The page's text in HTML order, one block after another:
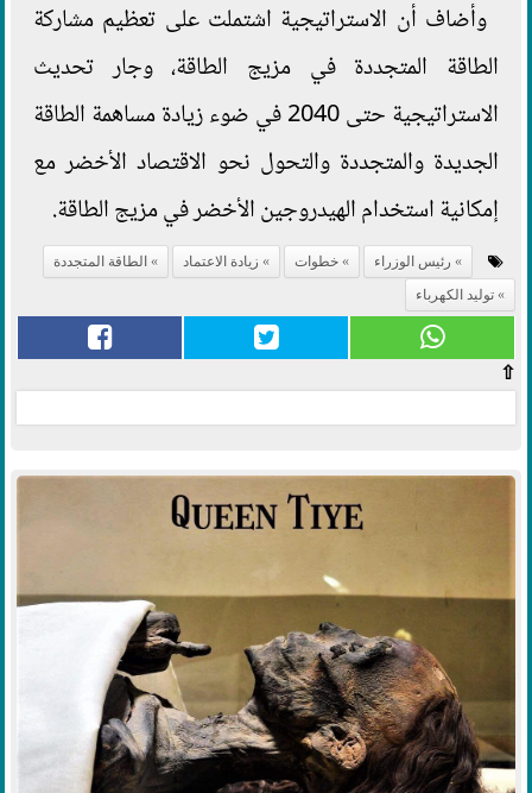
وأضاف أن الاستراتيجية اشتملت على تعظيم مشاركة
الطاقة المتجددة في مزيج الطاقة، وجار تحديث
الاستراتيجية حتى 2040 في ضوء زيادة مساهمة الطاقة
الجديدة والمتجددة والتحول نحو الاقتصاد الأخضر مع
إمكانية استخدام الهيدروجين الأخضر في مزيج الطاقة.
رئيس الوزراء خطوات زيادة الاعتماد
الطاقة المتجددة
توليد الكهرباء
⇧